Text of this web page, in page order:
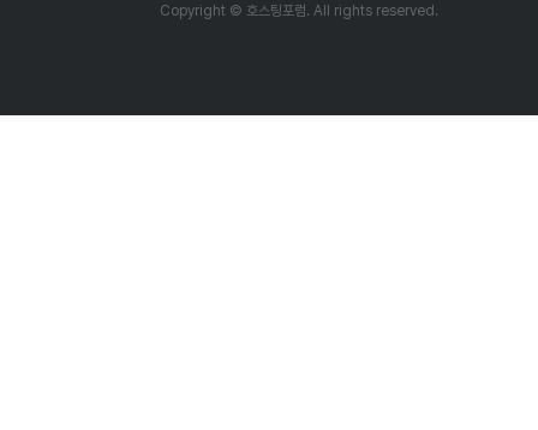
Copyright © 호스팅포럼. All rights reserved.